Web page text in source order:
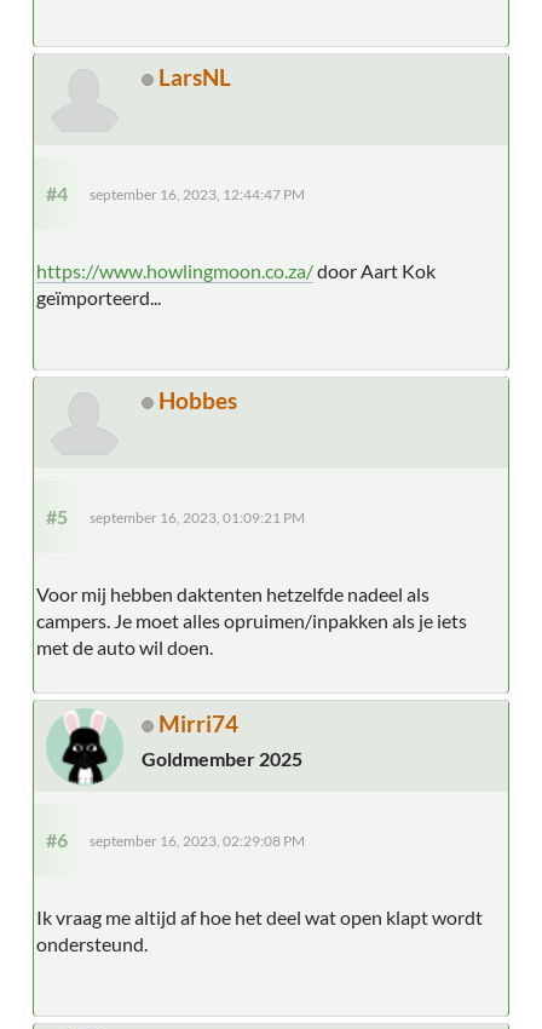
LarsNL
#4 september 16, 2023, 12:44:47 PM
https://www.howlingmoon.co.za/door Aart Kok
geïmporteerd...
Hobbes
#5 september 16, 2023, 01:09:21 PM
Voor mij hebben daktenten hetzelfde nadeel als
campers. Je moet alles opruimen/inpakken als je iets
met de auto wil doen.
Mirri74
Goldmember 2025
#6 september 16, 2023, 02:29:08 PM
Ik vraag me altijd af hoe het deel wat open klapt wordt
ondersteund.